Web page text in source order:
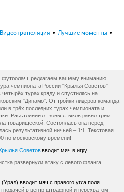
Видеотрансляция Лучшие моменты
футбола! Предлагаем вашему вниманию
чемпионата России "Крылья Советов" –
турах кряду и спустились на
"Динамо". От тройки лидеров команда
в трёх последних турах чемпионата и
Расстояние от зоны стыков равно трём
товарищеской. Состоялась она перед
результативной ничьей – 1:1. Текстовая
по московскому времени!
Крылья Советов вводит мяч в игру.
развернули атаку с левого фланга.
(Урал) вводит мяч с правого угла поля.
в центр штрафной и перехватом.